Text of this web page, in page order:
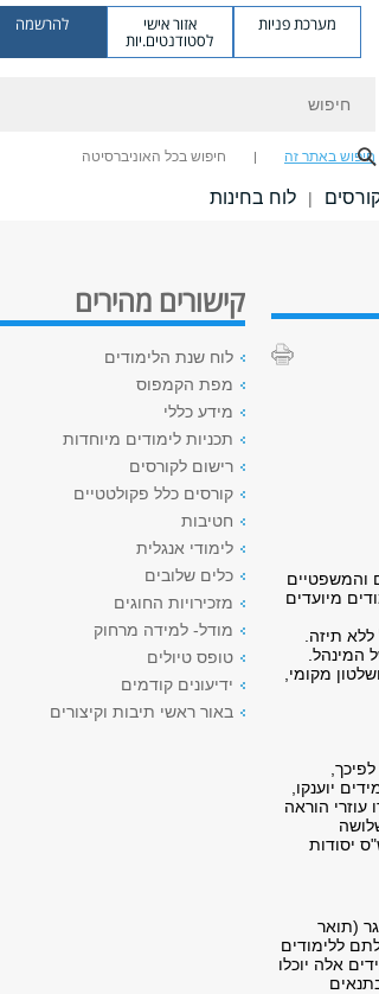
מערכת פניות אזור אישי
לסטודנטים.יות
להרשמה
חיפוש באתר זה חיפוש בכל האוניברסיטה
| לוח בחינות
והמשפטיים
מיועדים
המינהל.
מקומי,
יוענקו,
הוראה
לשלושה
סמסטר קיץ. היקף הלימודים יהיה 39 שעות סמסטריאליות (ועוד 3 ש"ס יסודות
(תואר
תישקל קבלתם ללימודים
כאמור, שציון הגמר שלהם נמוך במעט מציון 78. תלמידים אלה יוכלו
קישורים מהירים
לוח שנת הלימודים
מפת הקמפוס
מידע כללי
תכניות לימודים מיוחדות
רישום לקורסים
קורסים כלל פקולטטיים
חטיבות
לימודי אנגלית
כלים שלובים
מזכירויות החוגים
מודל- למידה מרחוק
טופס טיולים
ידיעונים קודמים
באור ראשי תיבות וקיצורים